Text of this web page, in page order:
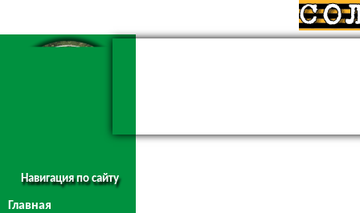
Навигация по сайту
Главная